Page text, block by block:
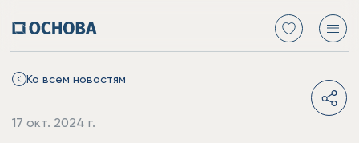
Ко всем новостям
17 окт. 2024 г.